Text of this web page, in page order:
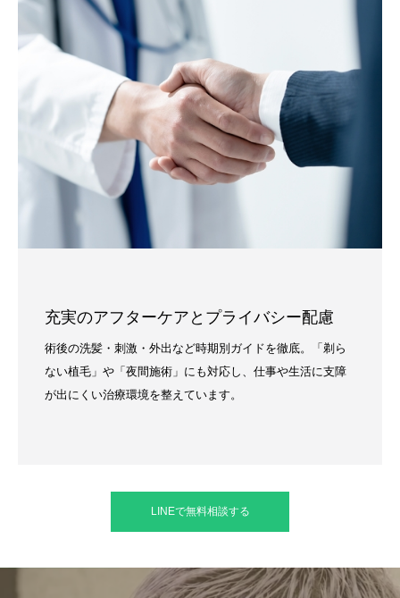
充実のアフターケアとプライバシー配慮
術後の洗髪・刺激・外出など時期別ガイドを徹底。「剃ら
ない植毛」や「夜間施術」にも対応し、仕事や生活に支障
が出にくい治療環境を整えています。
LINEで無料相談する